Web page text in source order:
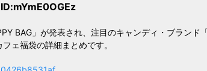
BAG」が発表され、注目のキャンディ・ブランド
ェ福袋の詳細まとめです。